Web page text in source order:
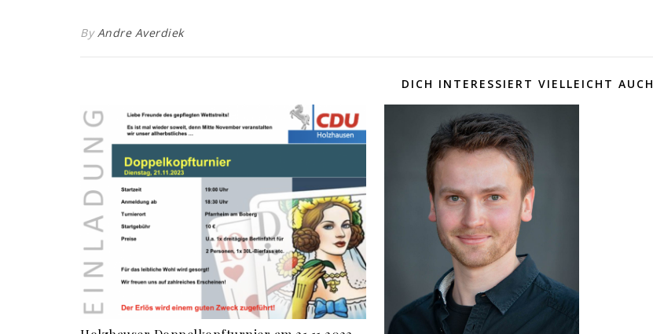
ByAndre Averdiek
DICH INTERESSIERT VIELLEICHT AUCH